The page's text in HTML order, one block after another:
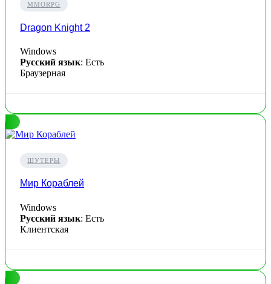
MMORPG
Dragon Knight 2
Windows
Русский язык: Есть
Браузерная
ШУТЕРЫ
Мир Кораблей
Windows
Русский язык: Есть
Клиентская